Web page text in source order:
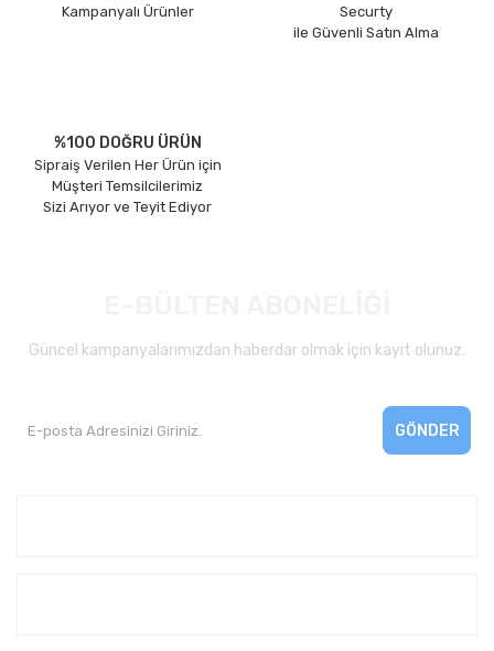
Kampanyalı Ürünler
Securty
ile Güvenli Satın Alma
%100 DOĞRU ÜRÜN
Sipraiş Verilen Her Ürün için
Müşteri Temsilcilerimiz
Sizi Arıyor ve Teyit Ediyor
Güncel kampanyalarımızdan haberdar olmak için kayıt olunuz.
GÖNDER